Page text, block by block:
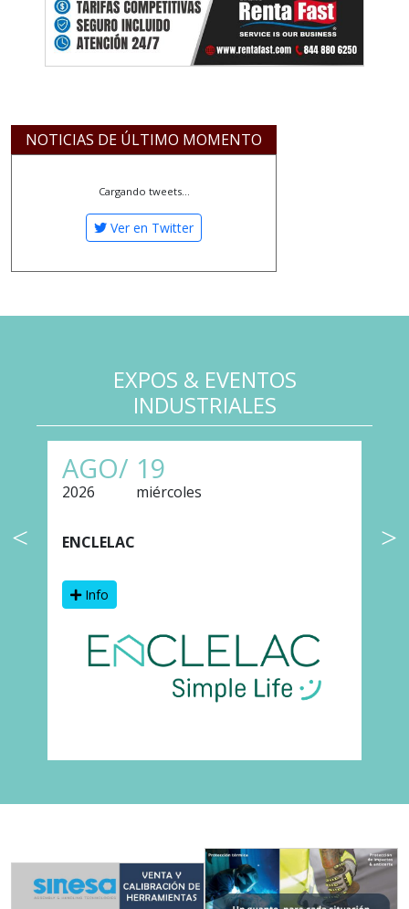
NOTICIAS DE ÚLTIMO MOMENTO
Cargando tweets...
Ver en Twitter
EXPOS & EVENTOS
INDUSTRIALES
AGO/
2026
19
miércoles
ENCLELAC
Info